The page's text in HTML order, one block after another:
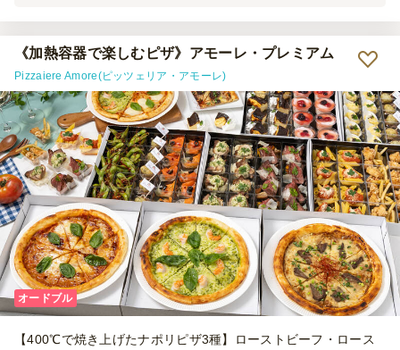
だけました。 あたたかくできるご飯も良かったです。おにぎりのよ
うになっていましたが、もう一回りくらい大きかったら嬉しかったで
す。 少人数の場合は小分けよりは大皿でお願いした方が、見た目的
には良かったかなと思いました。 八角形の器が良い雰囲気なので、
次はもっと大人数の懇親会でお願いしたいと思います。
《加熱容器で楽しむピザ》アモーレ・プレミアム
Pizzaiere Amore(ピッツェリア・アモーレ)
オードブル
【400℃で焼き上げたナポリピザ3種】ローストビーフ・ロース